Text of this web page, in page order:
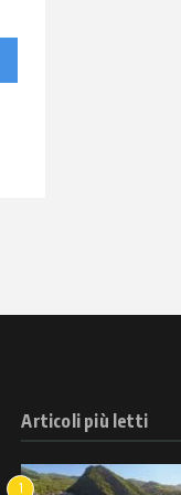
Articoli più letti
1